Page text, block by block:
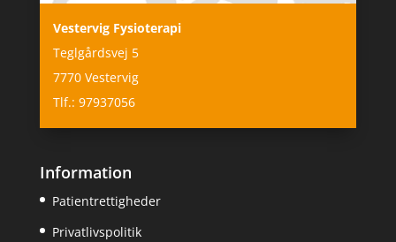
Vestervig Fysioterapi
Teglgårdsvej 5
7770 Vestervig
Tlf.: 97937056
Information
Patientrettigheder
Privatlivspolitik